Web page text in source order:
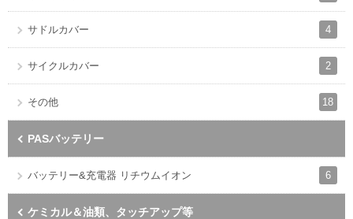
サドルカバー 4
サイクルカバー 2
その他 18
PASバッテリー
バッテリー&充電器 リチウムイオン 6
ケミカル＆油類、タッチアップ等